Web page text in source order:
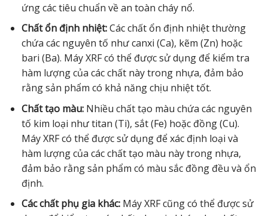
ứng các tiêu chuẩn về an toàn cháy nổ.
Chất ổn định nhiệt:Các chất ổn định nhiệt thường
chứa các nguyên tố như canxi (Ca), kẽm (Zn) hoặc
bari (Ba). Máy XRF có thể được sử dụng để kiểm tra
hàm lượng của các chất này trong nhựa, đảm bảo
rằng sản phẩm có khả năng chịu nhiệt tốt.
Chất tạo màu:Nhiều chất tạo màu chứa các nguyên
tố kim loại như titan (Ti), sắt (Fe) hoặc đồng (Cu).
Máy XRF có thể được sử dụng để xác định loại và
hàm lượng của các chất tạo màu này trong nhựa,
đảm bảo rằng sản phẩm có màu sắc đồng đều và ổn
định.
Các chất phụ gia khác:Máy XRF cũng có thể được sử